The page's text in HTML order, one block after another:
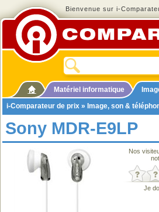
Bienvenue sur i-
Matériel informatique
i-Comparateur de prix » Image, son &
Sony MDR-E9LP
Nos
Je